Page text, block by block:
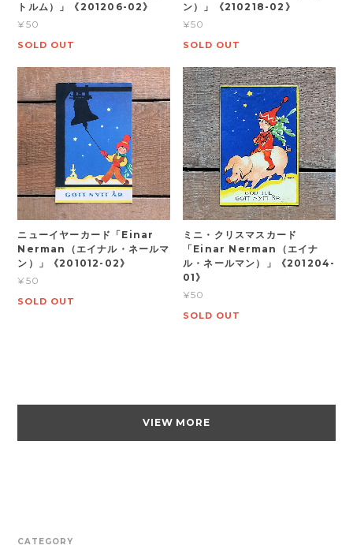
トルム）」《201206-02》
¥50
SOLD OUT
ン）」《210218-02》
¥50
SOLD OUT
ニューイヤーカード「Einar
Nerman（エイナル・ネールマ
ン）」《201012-02》
¥50
SOLD OUT
ミニ・クリスマスカード
「Einar Nerman（エイナ
ル・ネールマン）」《201204-
01》
¥50
SOLD OUT
VIEW MORE
CATEGORY